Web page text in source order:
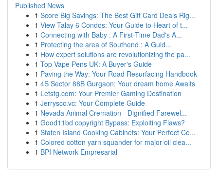
Published News
1 Score Big Savings: The Best Gift Card Deals Rig...
1 View Talay 6 Condos: Your Guide to Heart of t...
1 Connecting with Baby : A First-Time Dad's A...
1 Protecting the area of Southend : A Guid...
1 How expert solutions are revolutionizing the pa...
1 Top Vape Pens UK: A Buyer's Guide
1 Paving the Way: Your Road Resurfacing Handbook
1 4S Sector 88B Gurgaon: Your dream home Awaits
1 Letstg.com: Your Premier Gaming Destination
1 Jerryscc.vc: Your Complete Guide
1 Nevada Animal Cremation - Dignified Farewel...
1 Good11bd copyright Bypass: Exploiting Flaws?
1 Staten Island Cooking Cabinets: Your Perfect Co...
1 Colored cotton yarn squander for major oil clea...
1 BPI Network Empresarial